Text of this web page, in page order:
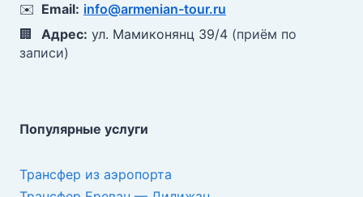
✉️ Email: info@armenian-tour.ru
🏢
Адрес: ул. Мамиконянц 39/4 (приём по
записи)
Популярные услуги
Трансфер из аэропорта